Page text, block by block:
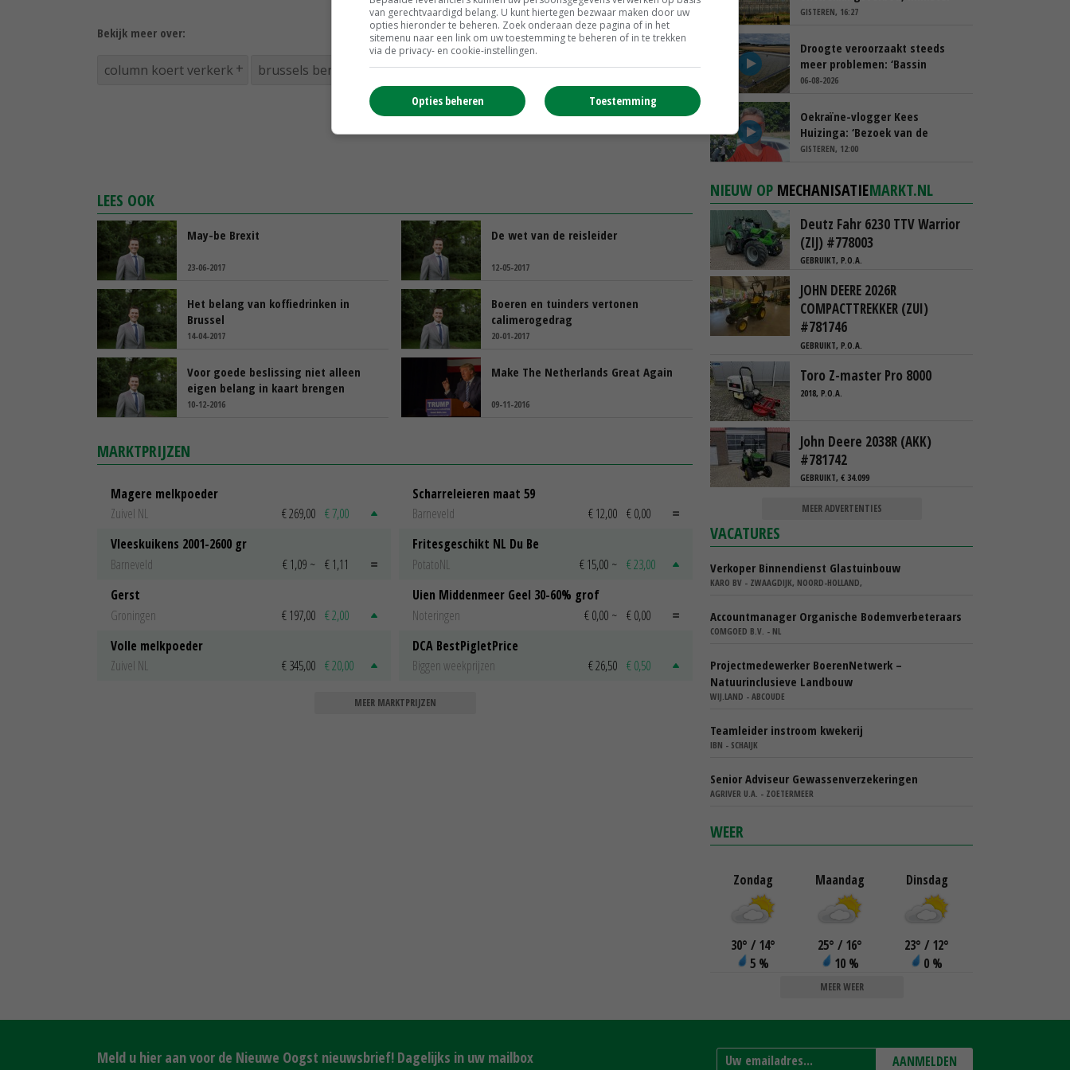
Bekijk meer over:
column koert verkerk brussels bericht
LEES OOK
May-be Brexit
23-06-2017
De wet van de reisleider
12-05-2017
Het belang van koffiedrinken in
Brussel
14-04-2017
Boeren en tuinders vertonen
calimerogedrag
20-01-2017
Voor goede beslissing niet alleen
eigen belang in kaart brengen
10-12-2016
Make The Netherlands Great Again
09-11-2016
MARKTPRIJZEN
Magere melkpoeder
Zuivel NL
€ 269,00 € 7,00
Vleeskuikens 2001-2600 gr
Barneveld
€ 1,09 ~ € 1,11
Gerst
Groningen
€ 197,00 € 2,00
Volle melkpoeder
Zuivel NL
€ 345,00 € 20,00
Scharreleieren maat 59
Barneveld
€ 12,00 € 0,00
Fritesgeschikt NL Du Be
PotatoNL
€ 15,00 ~ € 23,00
Uien Middenmeer Geel 30-60% grof
Noteringen
€ 0,00 ~ € 0,00
DCA BestPigletPrice
Biggen weekprijzen
€ 26,50 € 0,50
MEER MARKTPRIJZEN
spreekt van ‘ondernemersrisico’
GISTEREN, 16:27
Droogte veroorzaakt steeds
meer problemen: ‘Bassin
afgelopen week al leeg’
06-08-2026
Oekraïne-vlogger Kees
Huizinga: ‘Bezoek van de
ambassade mag zelf groente
GISTEREN, 12:00
NIEUW OP MECHANISATIEMARKT.NL
Deutz Fahr 6230 TTV Warrior
(ZIJ) #778003
GEBRUIKT, P.O.A.
JOHN DEERE 2026R
COMPACTTREKKER (ZUI)
#781746
GEBRUIKT, P.O.A.
Toro Z-master Pro 8000
2018, P.O.A.
John Deere 2038R (AKK)
#781742
GEBRUIKT, € 34.099
MEER ADVERTENTIES
VACATURES
Verkoper Binnendienst Glastuinbouw
KARO BV - ZWAAGDIJK, NOORD-HOLLAND,
Accountmanager Organische Bodemverbeteraars
COMGOED B.V. - NL
Projectmedewerker BoerenNetwerk –
Natuurinclusieve Landbouw
WIJ.LAND - ABCOUDE
Teamleider instroom kwekerij
IBN - SCHAIJK
Senior Adviseur Gewassenverzekeringen
AGRIVER U.A. - ZOETERMEER
WEER
Zondag
30° / 14°
5 %
Maandag
25° / 16°
10 %
Dinsdag
23° / 12°
0 %
MEER WEER
Meld u hier aan voor de Nieuwe Oogst nieuwsbrief! Dagelijks in uw mailbox AANMELDEN
van gerechtvaardigd belang. U kunt hiertegen bezwaar maken door uw
opties hieronder te beheren. Zoek onderaan deze pagina of in het
sitemenu naar een link om uw toestemming te beheren of in te trekken
via de privacy- en cookie-instellingen.
Toestemming
Opties beheren